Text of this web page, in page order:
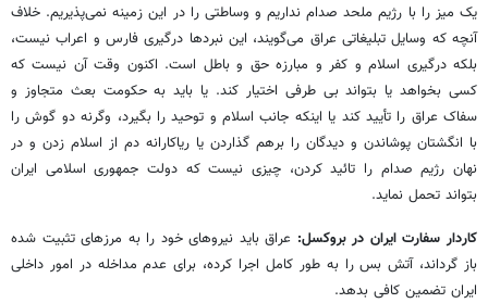
یک میز را با رژیم ملحد صدام نداریم و وساطتی را در این زمینه نمی‌پذیریم. خلاف
آنچه که وسایل تبلیغاتی عراق می‌گویند، این نبردها درگیری فارس و اعراب نیست،
بلکه درگیری اسلام و کفر و مبارزه حق و باطل است. اکنون وقت آن نیست که
کسی بخواهد یا بتواند بی طرفی اختیار کند. یا باید به حکومت بعث متجاوز و
سفاک عراق را تأیید کند یا اینکه جانب اسلام و توحید را بگیرد، وگرنه دو گوش را
با انگشتان پوشاندن و دیدگان را برهم گذاردن یا ریاکارانه دم از اسلام زدن و در
نهان رژیم صدام را تائیدکردن، چیزی نیست که دولت جمهوری اسلامی ایران
بتواند تحمل نماید.
کاردار سفارت ایران در بروکسل: عراق باید نیروهای خود را به مرزهای تثبیت شده
باز گرداند، آتش بس را به طور کامل اجرا کرده، برای عدم مداخله در امور داخلی
ایران تضمین کافی بدهد.